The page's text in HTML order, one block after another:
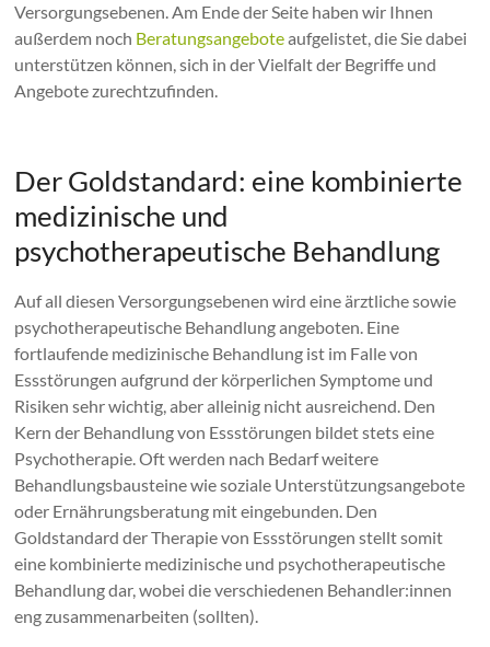
Versorgungsebenen. Am Ende der Seite haben wir Ihnen
außerdem noch Beratungsangeboteaufgelistet, die Sie dabei
unterstützen können, sich in der Vielfalt der Begriffe und
Angebote zurechtzufinden.
Der Goldstandard: eine kombinierte
medizinische und
psychotherapeutische Behandlung
Auf all diesen Versorgungsebenen wird eine ärztliche sowie
psychotherapeutische Behandlung angeboten. Eine
fortlaufende medizinische Behandlung ist im Falle von
Essstörungen aufgrund der körperlichen Symptome und
Risiken sehr wichtig, aber alleinig nicht ausreichend. Den
Kern der Behandlung von Essstörungen bildet stets eine
Psychotherapie. Oft werden nach Bedarf weitere
Behandlungsbausteine wie soziale Unterstützungsangebote
oder Ernährungsberatung mit eingebunden. Den
Goldstandard der Therapie von Essstörungen stellt somit
eine kombinierte medizinische und psychotherapeutische
Behandlung dar, wobei die verschiedenen Behandler:innen
eng zusammenarbeiten (sollten).